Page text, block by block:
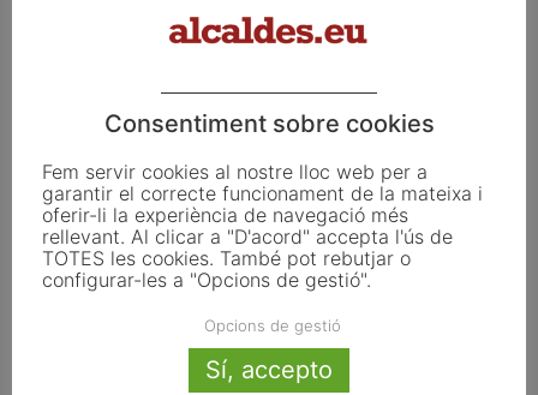
Felip VI es dóna temps per posar fi al’agonia
Consentiment sobre cookies
Fem servir cookies al nostre lloc web per a
garantir el correcte funcionament de la mateixa i
oferir-li la experiència de navegació més
rellevant. Al clicar a "D'acord" accepta l'ús de
TOTES les cookies. També pot rebutjar o
configurar-les a "Opcions de gestió".
Opcions de gestió
Sí, accepto